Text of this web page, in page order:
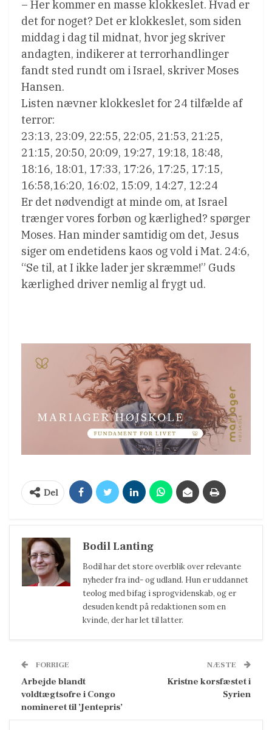
– Her kommer en masse klokkeslet. Hvad er
det for noget? Det er klokkeslet, som siden
middag i dag til midnat, hvor jeg skriver
andagten, indikerer at terrorhandlinger
fandt sted rundt om i Israel, skriver Moses
Hansen.
Listen nævner klokkeslet for 24 tilfælde af
terror:
23:13, 23:09, 22:55, 22:05, 21:53, 21:25,
21:15, 20:50, 20:09, 19:27, 19:18, 18:48,
18:16, 18:01, 17:33, 17:26, 17:25, 17:15,
16:58,16:20, 16:02, 15:09, 14:27, 12:24
Er det nødvendigt at minde om, at Israel
trænger vores forbøn og kærlighed? spørger
Moses. Han minder samtidig om det, Jesus
siger om endetidens kaos og vold i Mat. 24:6,
“Se til, at I ikke lader jer skræmme!” Guds
kærlighed driver nemlig al frygt ud.
Del
Bodil Lanting
Bodil har det store overblik over relevante
nyheder fra ind- og udland. Hun er uddannet
teolog med bifag i sprogvidenskab, og er
desuden kendt på redaktionen som en
kvinde, der har let til latter.
FORRIGE
Arbejde blandt
voldtægtsofre i Congo
nomineret til ’Jentepris’
NÆSTE
Kristne korsfæstet i
Syrien